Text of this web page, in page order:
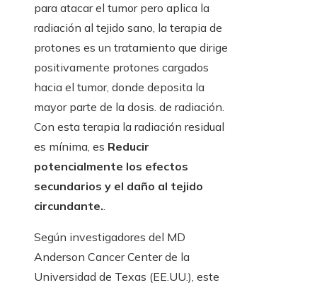
para atacar el tumor pero aplica la
radiación al tejido sano, la terapia de
protones es un tratamiento que dirige
positivamente protones cargados
hacia el tumor, donde deposita la
mayor parte de la dosis. de radiación.
Con esta terapia la radiación residual
es mínima, es Reducir
potencialmente los efectos
secundarios y el daño al tejido
circundante..
Según investigadores del MD
Anderson Cancer Center de la
Universidad de Texas (EE.UU.), este